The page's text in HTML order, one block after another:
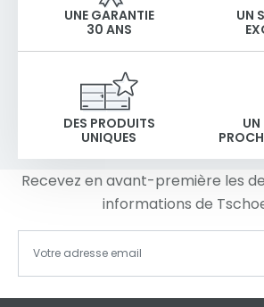
UNE GARANTIE
30 ANS
UN
DES PRODUITS
UNIQUES
UN
Recevez en avant-première les
informations de